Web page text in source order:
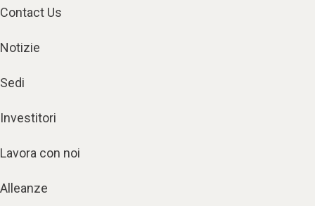
Contact Us
Notizie
Sedi
Investitori
Lavora con noi
Alleanze